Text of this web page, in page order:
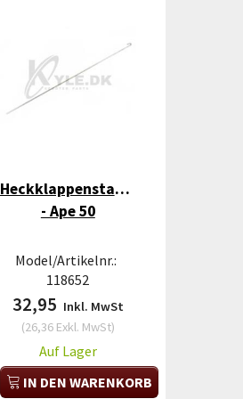
Heckklappenstange
- Ape 50
Model/Artikelnr.:
118652
32,95 Inkl. MwSt
(26,36Exkl. MwSt)
Auf Lager
IN DEN WARENKORB